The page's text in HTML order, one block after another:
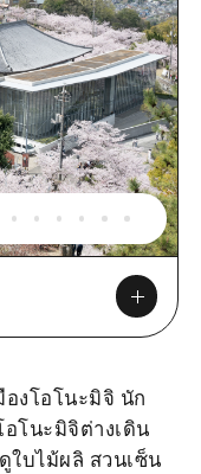
งโอโนะมิจิ นัก
โนะมิจิต่างเดิน
บไม้ผลิ สวนเซ็น